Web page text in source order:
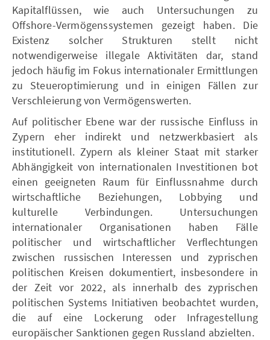
Kapitalflüssen, wie auch Untersuchungen zu
Offshore-Vermögenssystemen gezeigt haben. Die
Existenz solcher Strukturen stellt nicht
notwendigerweise illegale Aktivitäten dar, stand
jedoch häufig im Fokus internationaler Ermittlungen
zu Steueroptimierung und in einigen Fällen zur
Verschleierung von Vermögenswerten.
Auf politischer Ebene war der russische Einfluss in
Zypern eher indirekt und netzwerkbasiert als
institutionell. Zypern als kleiner Staat mit starker
Abhängigkeit von internationalen Investitionen bot
einen geeigneten Raum für Einflussnahme durch
wirtschaftliche Beziehungen, Lobbying und
kulturelle Verbindungen. Untersuchungen
internationaler Organisationen haben Fälle
politischer und wirtschaftlicher Verflechtungen
zwischen russischen Interessen und zyprischen
politischen Kreisen dokumentiert, insbesondere in
der Zeit vor 2022, als innerhalb des zyprischen
politischen Systems Initiativen beobachtet wurden,
die auf eine Lockerung oder Infragestellung
europäischer Sanktionen gegen Russland abzielten.